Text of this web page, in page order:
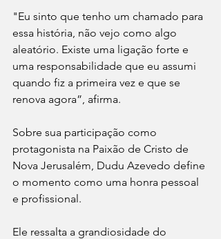
"Eu sinto que tenho um chamado para
essa história, não vejo como algo
aleatório. Existe uma ligação forte e
uma responsabilidade que eu assumi
quando fiz a primeira vez e que se
renova agora”, afirma.
Sobre sua participação como
protagonista na Paixão de Cristo de
Nova Jerusalém, Dudu Azevedo define
o momento como uma honra pessoal
e profissional.
Ele ressalta a grandiosidade do